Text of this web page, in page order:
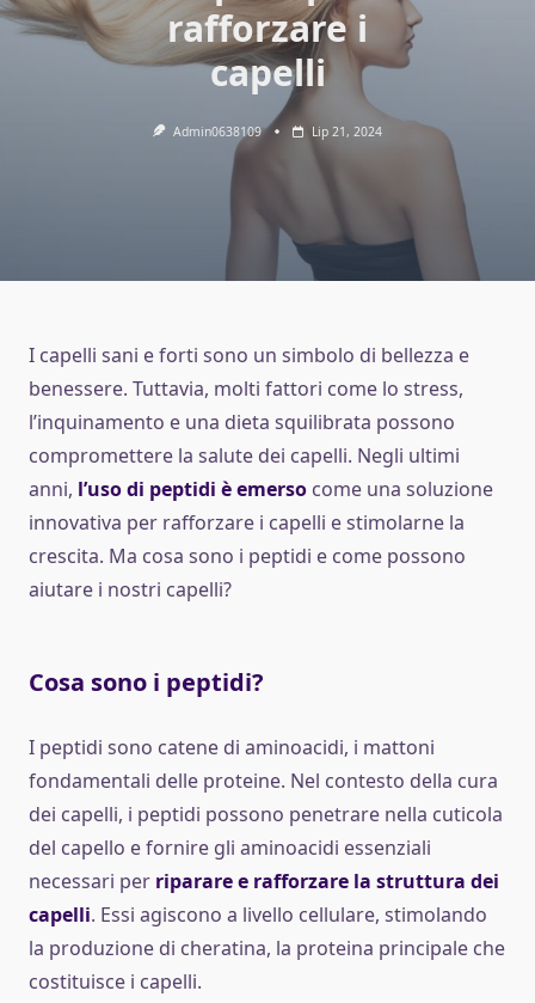
rafforzare i
capelli
Admin0638109 Lip 21, 2024
I capelli sani e forti sono un simbolo di bellezza e
benessere. Tuttavia, molti fattori come lo stress,
l’inquinamento e una dieta squilibrata possono
compromettere la salute dei capelli. Negli ultimi
anni, l’uso di peptidi è emerso come una soluzione
innovativa per rafforzare i capelli e stimolarne la
crescita. Ma cosa sono i peptidi e come possono
aiutare i nostri capelli?
Cosa sono i peptidi?
I peptidi sono catene di aminoacidi, i mattoni
fondamentali delle proteine. Nel contesto della cura
dei capelli, i peptidi possono penetrare nella cuticola
del capello e fornire gli aminoacidi essenziali
necessari per riparare e rafforzare la struttura dei
capelli. Essi agiscono a livello cellulare, stimolando
la produzione di cheratina, la proteina principale che
costituisce i capelli.